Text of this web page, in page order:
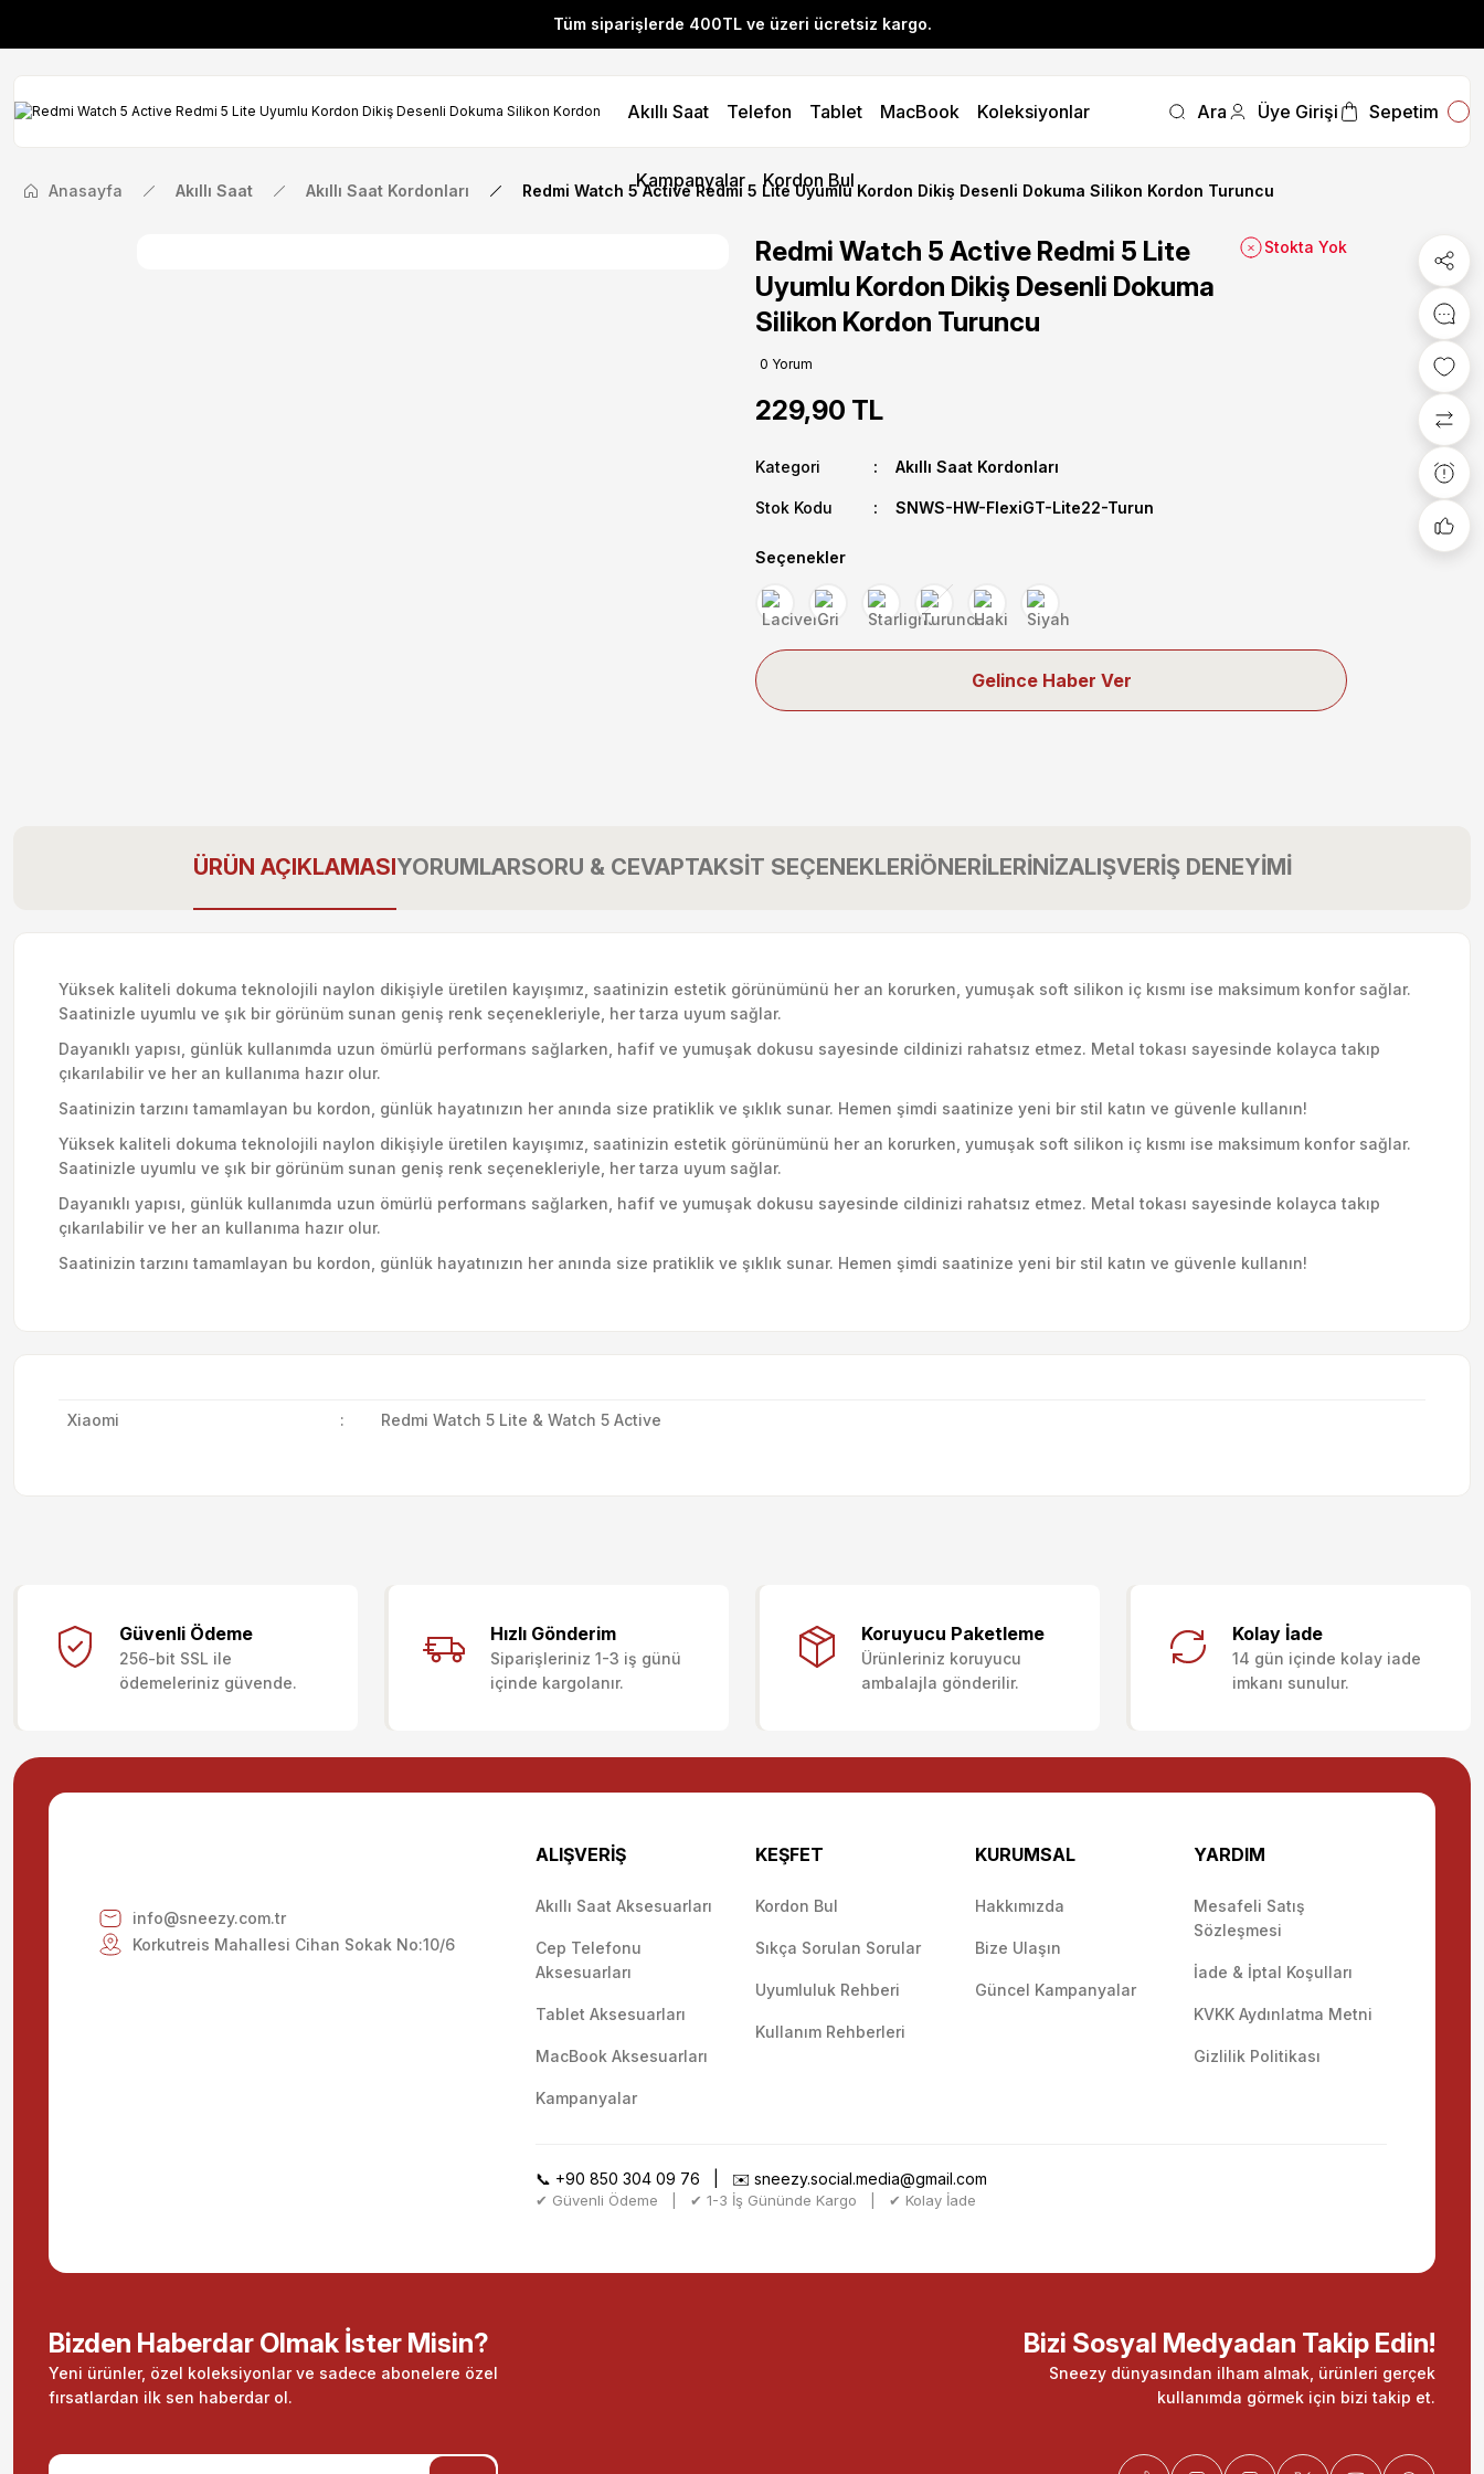
Tüm siparişlerde 400TL ve üzeri ücretsiz kargo.
İlk Siparişinize Özel! YENI10 koduyla 400 TL ve üzeri alışverişlerinizde %10 indirim fırsatını kaçırmayın.
Tüm siparişlerde 400TL ve üzeri ücretsiz kargo.
İlk Siparişinize Özel! YENI10 koduyla 400 TL ve üzeri alışverişlerinizde %10 indirim fırsatını kaçırmayın.
Akıllı Saat Telefon Tablet MacBook Koleksiyonlar
Kampanyalar Kordon Bul
Ara Üye Girişi Sepetim
Anasayfa Akıllı Saat Akıllı Saat Kordonları Redmi Watch 5 Active Redmi 5 Lite Uyumlu Kordon Dikiş Desenli Dokuma Silikon Kordon Turuncu
Redmi Watch 5 Active Redmi 5 Lite
Uyumlu Kordon Dikiş Desenli Dokuma
Silikon Kordon Turuncu
0 Yorum
Stokta Yok
229,90 TL
Kategori Akıllı Saat Kordonları
Stok Kodu SNWS-HW-FlexiGT-Lite22-Turun
Seçenekler
Gelince Haber Ver
ÜRÜN AÇIKLAMASIYORUMLARSORU & CEVAPTAKSİT SEÇENEKLERİÖNERİLERİNİZALIŞVERİŞ DENEYİMİ
Yüksek kaliteli dokuma teknolojili naylon dikişiyle üretilen kayışımız, saatinizin estetik görünümünü her an korurken, yumuşak soft silikon iç kısmı ise maksimum konfor sağlar.
Saatinizle uyumlu ve şık bir görünüm sunan geniş renk seçenekleriyle, her tarza uyum sağlar.
Dayanıklı yapısı, günlük kullanımda uzun ömürlü performans sağlarken, hafif ve yumuşak dokusu sayesinde cildinizi rahatsız etmez. Metal tokası sayesinde kolayca takıp
çıkarılabilir ve her an kullanıma hazır olur.
Saatinizin tarzını tamamlayan bu kordon, günlük hayatınızın her anında size pratiklik ve şıklık sunar. Hemen şimdi saatinize yeni bir stil katın ve güvenle kullanın!
Yüksek kaliteli dokuma teknolojili naylon dikişiyle üretilen kayışımız, saatinizin estetik görünümünü her an korurken, yumuşak soft silikon iç kısmı ise maksimum konfor sağlar.
Saatinizle uyumlu ve şık bir görünüm sunan geniş renk seçenekleriyle, her tarza uyum sağlar.
Dayanıklı yapısı, günlük kullanımda uzun ömürlü performans sağlarken, hafif ve yumuşak dokusu sayesinde cildinizi rahatsız etmez. Metal tokası sayesinde kolayca takıp
çıkarılabilir ve her an kullanıma hazır olur.
Saatinizin tarzını tamamlayan bu kordon, günlük hayatınızın her anında size pratiklik ve şıklık sunar. Hemen şimdi saatinize yeni bir stil katın ve güvenle kullanın!
Xiaomi : Redmi Watch 5 Lite & Watch 5 Active
Ürün resmi kalitesiz, bozuk veya görüntülenemiyor.
Ürün açıklamasında eksik bilgiler bulunuyor.
Gönder
Güvenli Ödeme
256-bit SSL ile
ödemeleriniz güvende.
Hızlı Gönderim
Siparişleriniz 1-3 iş günü
içinde kargolanır.
Koruyucu Paketleme
Ürünleriniz koruyucu
ambalajla gönderilir.
Kolay İade
14 gün içinde kolay iade
imkanı sunulur.
info@sneezy.com.tr
Korkutreis Mahallesi Cihan Sokak No:10/6
ALIŞVERİŞ
Akıllı Saat Aksesuarları
Cep Telefonu
Aksesuarları
Tablet Aksesuarları
MacBook Aksesuarları
Kampanyalar
KEŞFET
Kordon Bul
Sıkça Sorulan Sorular
Uyumluluk Rehberi
Kullanım Rehberleri
KURUMSAL
Hakkımızda
Bize Ulaşın
Güncel Kampanyalar
YARDIM
Mesafeli Satış
Sözleşmesi
İade & İptal Koşulları
KVKK Aydınlatma Metni
Gizlilik Politikası
📞 +90 850 304 09 76 | ✉️sneezy.social.media@gmail.com
✔ Güvenli Ödeme | ✔ 1-3 İş Gününde Kargo | ✔ Kolay İade
Bizden Haberdar Olmak İster Misin?
Yeni ürünler, özel koleksiyonlar ve sadece abonelere özel
fırsatlardan ilk sen haberdar ol.
Bizi Sosyal Medyadan Takip Edin!
Sneezy dünyasından ilham almak, ürünleri gerçek
kullanımda görmek için bizi takip et.